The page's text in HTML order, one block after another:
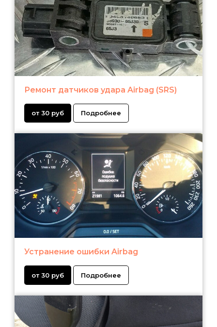
Ремонт датчиков удара Airbag (SRS)
от 30 руб Подробнее
Устранение ошибки Airbag
от 30 руб Подробнее